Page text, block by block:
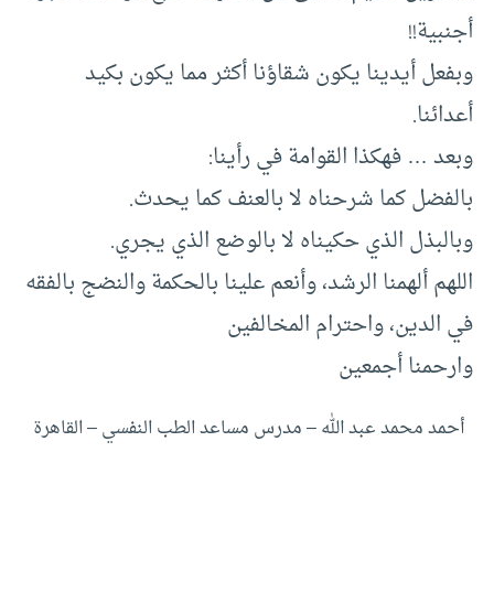
أجنبية!!
وبفعل أيدينا يكون شقاؤنا أكثر مما يكون بكيد
أعدائنا.
وبعد … فهكذا القوامة في رأينا:
بالفضل كما شرحناه لا بالعنف كما يحدث.
وبالبذل الذي حكيناه لا بالوضع الذي يجري.
اللهم ألهمنا الرشد، وأنعم علينا بالحكمة والنضج بالفقه
في الدين، واحترام المخالفين
وارحمنا أجمعين
أحمد محمد عبد الله – مدرس مساعد الطب النفسي – القاهرة